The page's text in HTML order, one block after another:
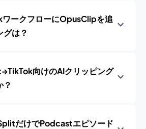
ークフローにOpusClipを追
グは？
向けのAIクリッピング
？
だけでPodcastエピソード